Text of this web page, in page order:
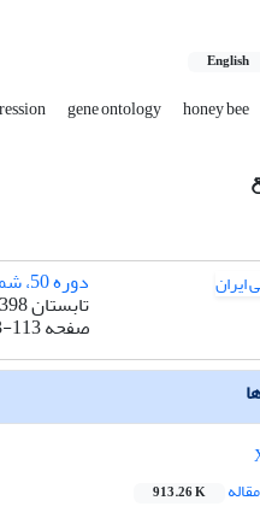
English
gene ontology honey bee
دوره 50، شماره 2
تابستان 1398
صفحه113
913.26 K